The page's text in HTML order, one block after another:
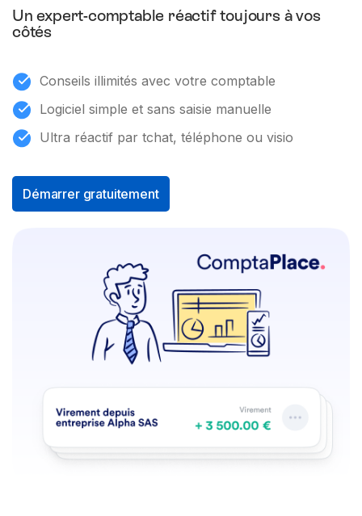
Un expert-comptable réactif toujours à vos
côtés
Conseils illimités avec votre comptable
Logiciel simple et sans saisie manuelle
Ultra réactif par tchat, téléphone ou visio
Démarrer gratuitement